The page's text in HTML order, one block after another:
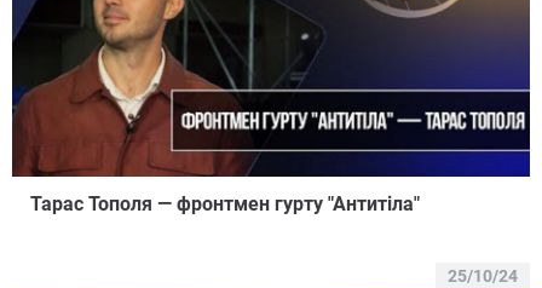
Тарас Тополя — фронтмен гурту "Антитіла"
25/10/24